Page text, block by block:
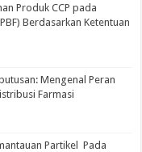
Produk CCP pada
Berdasarkan Ketentuan
Mengenal Peran
Farmasi
Partikel Pada